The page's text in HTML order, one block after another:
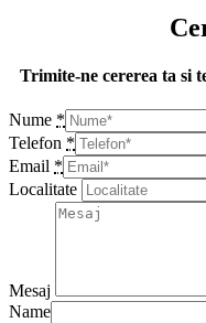
Trimite-ne cererea ta si
Nume *
Telefon *
Email *
Localitate
Mesaj
Name